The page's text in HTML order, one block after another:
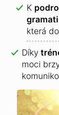
K
která
Díky
moci